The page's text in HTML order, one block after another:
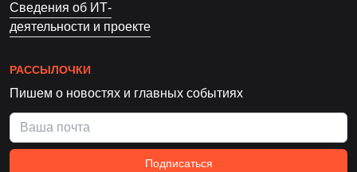
Сведения об ИТ-
деятельности и проекте
РАССЫЛОЧКИ
Пишем о новостях и главных событиях
Подписаться